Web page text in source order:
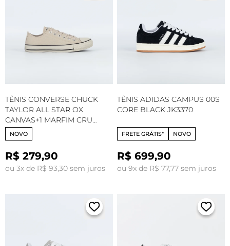
TÊNIS CONVERSE CHUCK
TAYLOR ALL STAR OX
CANVAS+1 MARFIM CRU
CLASSICO CT32780002
NOVO
R$ 279,90
ou 3x de R$ 93,30 sem juros
TÊNIS ADIDAS CAMPUS 00S
CORE BLACK JK3370
FRETE GRÁTIS* NOVO
R$ 699,90
ou 9x de R$ 77,77 sem juros